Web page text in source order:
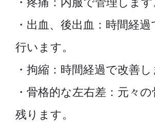
・出血、後出血：時間経
行います。
・拘縮：時間経過で改善し
・骨格的な左右差：元々
残ります。